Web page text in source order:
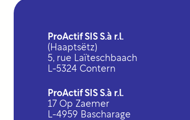
ProActif SIS S.à r.l.
(Haaptsëtz)
5, rue Laïteschbaach
L-5324 Contern
ProActif SIS S.à r.l.
17 Op Zaemer
L-4959 Bascharage